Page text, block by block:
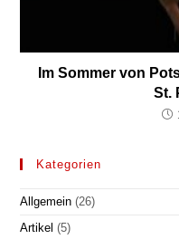
Im Sommer von
St.
Kategorien
Allgemein (26)
Artikel (5)